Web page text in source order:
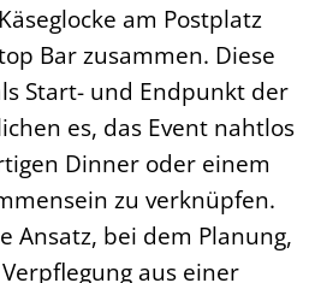
am Postplatz
Bar zusammen. Diese
Start- und Endpunkt der
es, das Event nahtlos
Dinner oder einem
zu verknüpfen.
Ansatz, bei dem Planung,
aus einer